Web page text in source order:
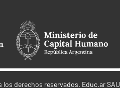
los derechos reservados. Educ.ar SAU